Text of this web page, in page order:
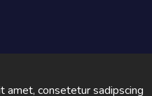
amet, consetetur sadipscing